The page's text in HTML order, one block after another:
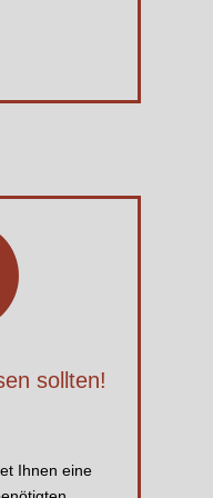
sollten!
Ihnen eine